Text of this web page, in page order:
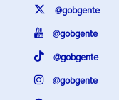
@gobgente
@gobgente
@gobgente
@gobgente